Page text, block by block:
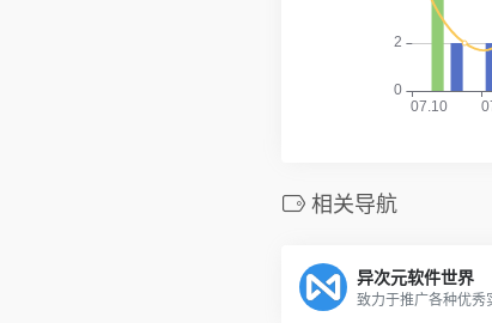
相关导航
异次元软件世界
致力于推广各种优秀